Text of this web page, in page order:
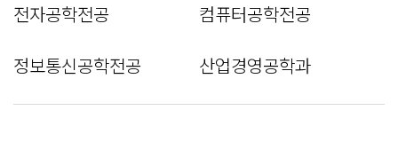
전자공학전공
컴퓨터공학전공
정보통신공학전공
산업경영공학과